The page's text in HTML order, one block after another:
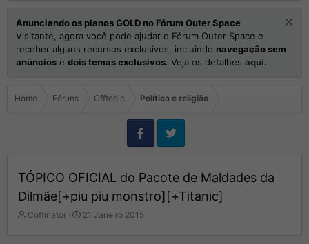
Anunciando os planos GOLD no Fórum Outer Space
Visitante, agora você pode ajudar o Fórum Outer Space e
receber alguns recursos exclusivos, incluindo navegação sem
anúncios e dois temas exclusivos. Veja os detalhes aqui.
Home Fóruns Offtopic Política e religião
TÓPICO OFICIAL do Pacote de Maldades da
Dilmãe[+piu piu monstro][+Titanic]
ICoffinator
D
21 Janeiro 2015